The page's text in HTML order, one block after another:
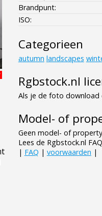
Brandpunt:
ISO:
Categorieen
autumn landscapes
Rgbstock.nl
Als je de foto download
Model- of
Geen model- of
Lees de Rgbstock.nl
| FAQ | voorwaarden |